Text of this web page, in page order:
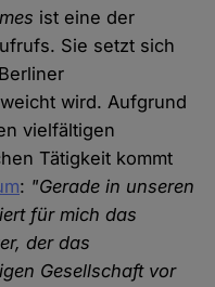
ist eine der
Sie setzt sich
wird. Aufgrund
vielfältigen
Tätigkeit kommt
: "Gerade in unseren
für mich das
der das
Gesellschaft vor